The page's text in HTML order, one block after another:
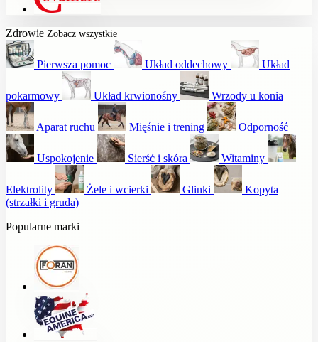
Zdrowie Zobacz wszystkie
Pierwsza pomoc Układ oddechowy Układ
pokarmowy Układ krwionośny Wrzody u konia
Aparat ruchu Mięśnie i trening Odporność
Uspokojenie Sierść i skóra Witaminy
Elektrolity Żele i wcierki Glinki
Kopyta
(strzałki i gruda)
Popularne marki